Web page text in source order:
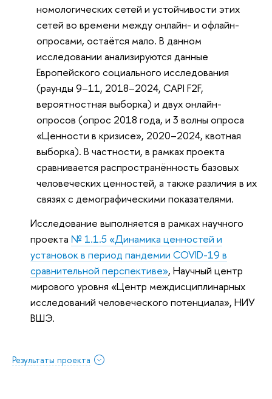
номологических сетей и устойчивости этих
сетей во времени между онлайн- и офлайн-
опросами, остаётся мало. В данном
исследовании анализируются данные
Европейского социального исследования
(раунды 9–11, 2018–2024, CAPI F2F,
вероятностная выборка) и двух онлайн-
опросов (опрос 2018 года, и 3 волны опроса
«Ценности в кризисе», 2020–2024, квотная
выборка). В частности, в рамках проекта
сравнивается распространённость базовых
человеческих ценностей, а также различия в их
связях с демографическими показателями.
Исследование выполняется в рамках научного
проекта № 1.1.5 «Динамика ценностей и
установок в период пандемии COVID-19 в
сравнительной перспективе», Научный центр
мирового уровня «Центр междисциплинарных
исследований человеческого потенциала», НИУ
ВШЭ.
Результаты проекта